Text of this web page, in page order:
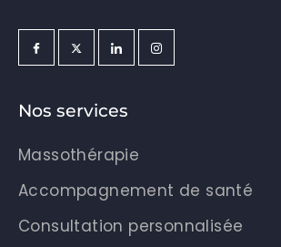
Nos services
Massothérapie
Accompagnement de santé
Consultation personnalisée